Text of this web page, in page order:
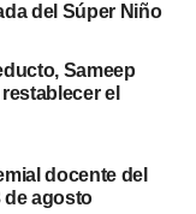
del Súper Niño
Sameep
el
docente del
de agosto